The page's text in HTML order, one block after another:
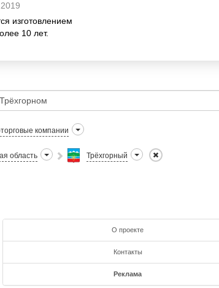
изготовлением
10 лет.
компании
область Трёхгорный
О проекте
Контакты
Реклама